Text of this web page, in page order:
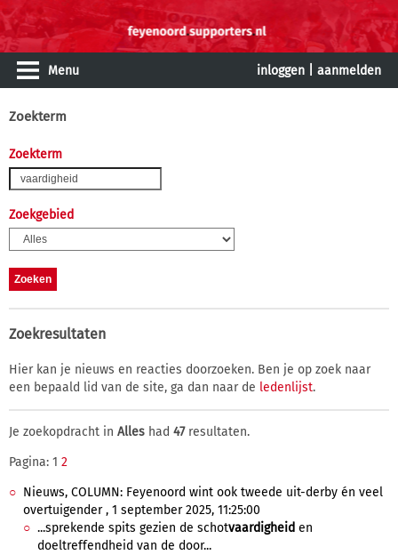
Menu inloggen aanmelden
Zoekterm
Zoekterm
Zoekgebied
Zoekresultaten
Hier kan je nieuws en reacties doorzoeken. Ben je op zoek naar
een bepaald lid van de site, ga dan naar de ledenlijst.
Je zoekopdracht in Alles had 47resultaten.
Pagina: 1 2
Nieuws, COLUMN: Feyenoord wint ook tweede uit-derby én veel
overtuigender , 1 september 2025, 11:25:00
...sprekende spits gezien de schotvaardigheid en
doeltreffendheid van de door...